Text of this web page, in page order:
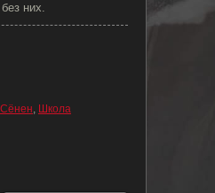
них.
Сёнен, Школа